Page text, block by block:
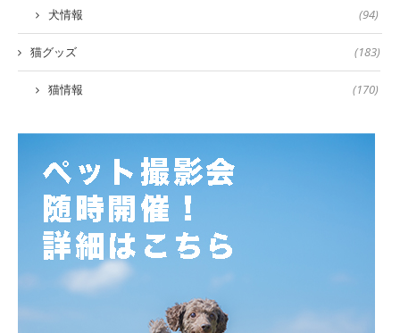
犬情報 (94)
猫グッズ (183)
猫情報 (170)